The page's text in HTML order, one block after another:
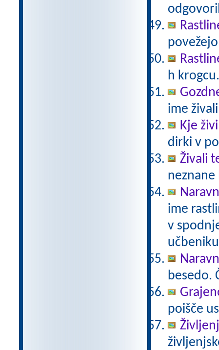
h krogcu.
ime
Kje
dirki v
Živali
neznane
ime
v
besedo.
poišče